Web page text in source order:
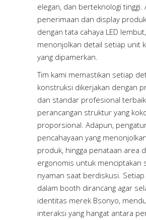
elegan, dan berteknologi tinggi.
penerimaan dan display
dengan tata cahaya LED lembut,
menonjolkan detail setiap unit
yang dipamerkan.
Tim kami memastikan setiap
konstruksi dikerjakan dengan
dan standar profesional
perancangan struktur yang
proporsional. Adapun,
pencahayaan yang
produk, hingga penataan area
ergonomis untuk menciptakan
nyaman saat berdiskusi.
dalam booth dirancang agar
identitas merek Bsonyo,
interaksi yang hangat antara